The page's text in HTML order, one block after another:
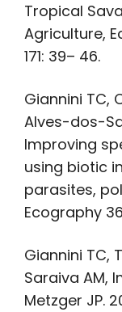
Tropical
Agriculture,
171: 39– 46.
Giannini TC,
Alves-dos-
Improving
using biotic
parasites,
Ecography
Giannini TC,
Saraiva AM,
Metzger JP.